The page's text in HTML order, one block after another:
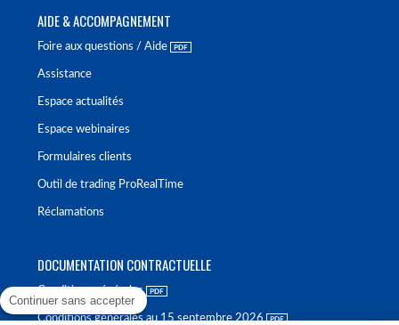
AIDE & ACCOMPAGNEMENT
Foire aux questions / Aide
Assistance
Espace actualités
Espace webinaires
Formulaires clients
Outil de trading ProRealTime
Réclamations
DOCUMENTATION CONTRACTUELLE
Conditions générales
Conditions générales au 15 septembre 2026
Continuer sans accepter